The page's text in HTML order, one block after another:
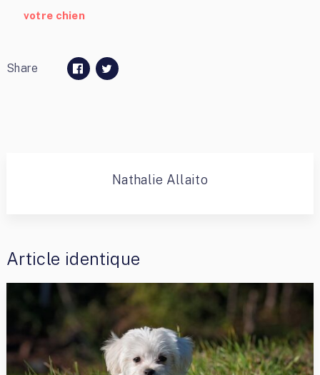
votre chien
Share
Nathalie Allaito
Article identique